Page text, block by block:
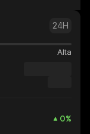
24H
Alta
0%